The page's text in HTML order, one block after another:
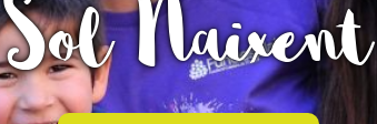
Sol Naixent